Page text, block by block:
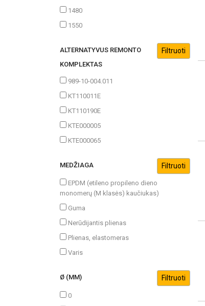
1480
1550
ALTERNATYVUS REMONTO
KOMPLEKTAS
989-10-004.011
KT110011E
KT110190E
KTE000005
KTE000065
MEDŽIAGA
EPDM (etileno propileno dieno
monomerų (M klasės) kaučiukas)
Guma
Nerūdijantis plienas
Plienas, elastomeras
Varis
Ø (MM)
0